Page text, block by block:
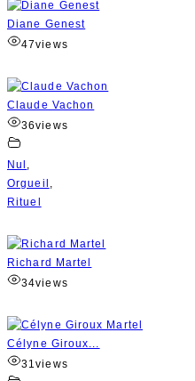
Diane Genest
47views
Claude Vachon
36views
Nul ,
Orgueil ,
Rituel
Richard Martel
34views
Célyne Giroux...
31views